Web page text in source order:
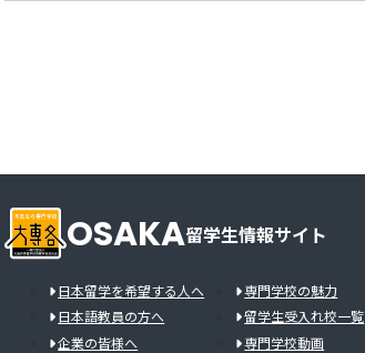
OSAKA留学生情報サイト
日本留学を希望する人へ
日本語教員の方へ
企業の皆様へ
専門学校の魅力
留学生受入れ校一覧
専門学校動画